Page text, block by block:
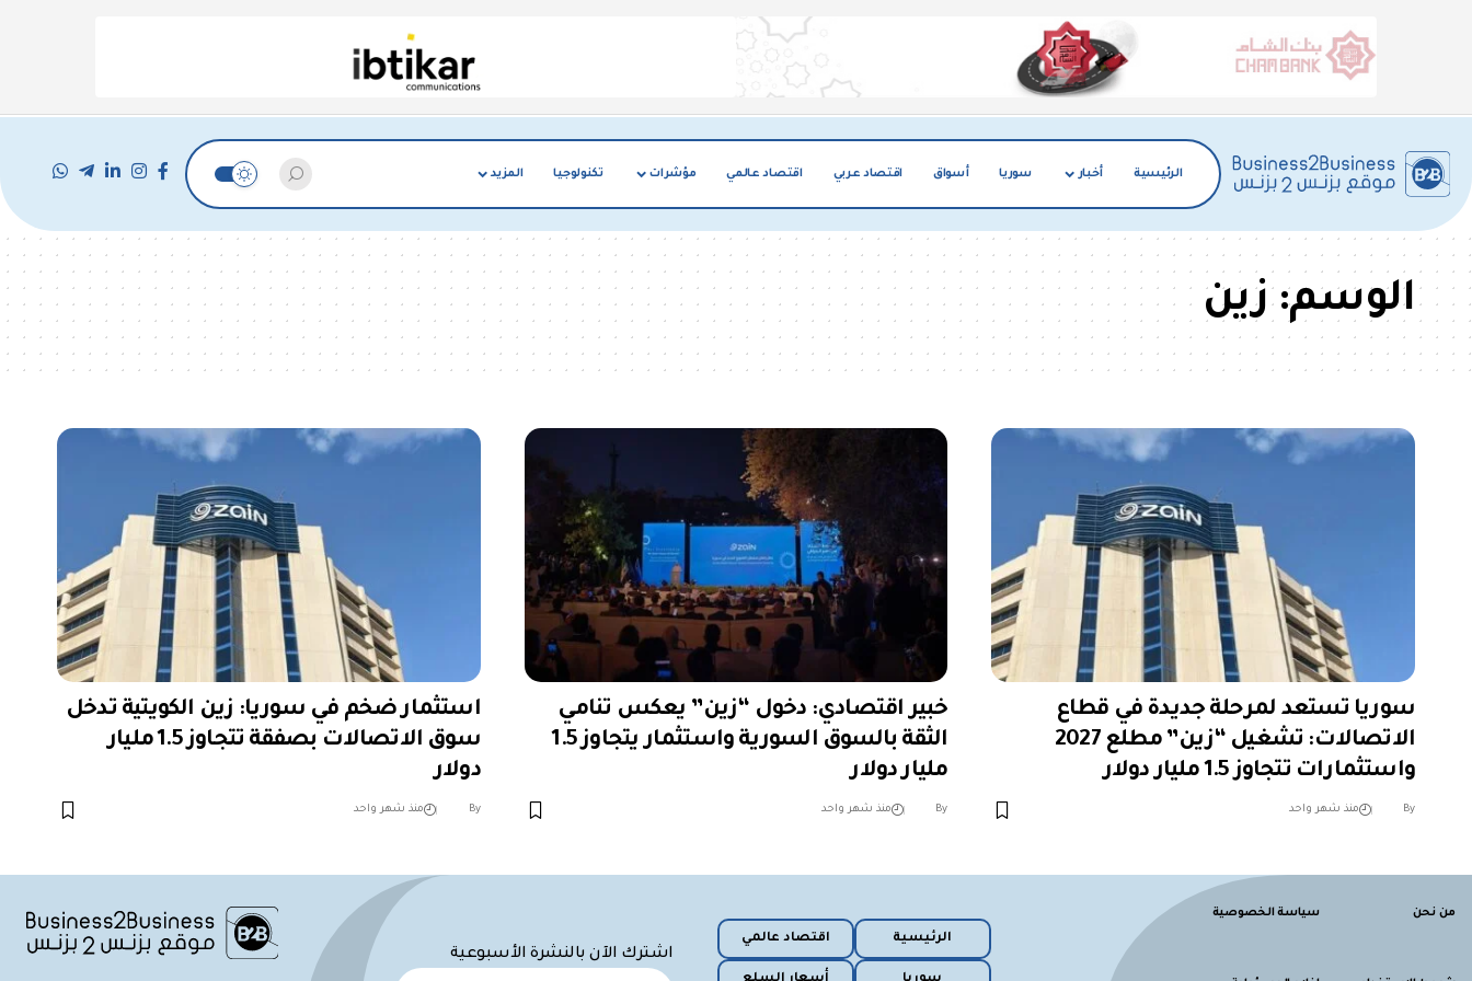
الرئيسية أخبار سوريا أسواق اقتصاد عربي اقتصاد عالمي مؤشرات تكنولوجيا المزيد
الوسم:زين
سوريا تستعد لمرحلة جديدة في قطاع
الاتصالات: تشغيل “زين” مطلع 2027
واستثمارات تتجاوز 1.5 مليار دولار
By منذ شهر واحد
خبير اقتصادي: دخول “زين” يعكس تنامي
الثقة بالسوق السورية واستثمار يتجاوز 1.5
مليار دولار
By منذ شهر واحد
استثمار ضخم في سوريا: زين الكويتية تدخل
سوق الاتصالات بصفقة تتجاوز 1.5 مليار
دولار
By منذ شهر واحد
من نحن سياسة الخصوصية
الرئيسية اقتصاد عالمي
اشترك الآن بالنشرة الأسبوعية